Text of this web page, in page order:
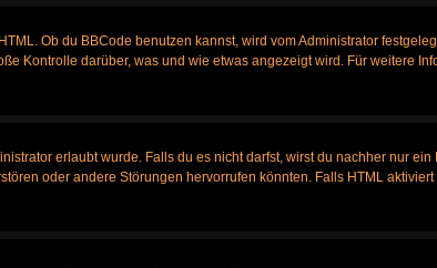
Ob du BBCode benutzen kannst, wird vom Administrator
Kontrolle darüber, was und wie etwas angezeigt wird. Für weitere
erlaubt wurde. Falls du es nicht darfst, wirst du nachher nur
oder andere Störungen hervorrufen könnten. Falls HTML